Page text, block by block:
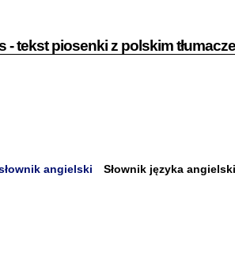
- tekst piosenki z polskim
angielski Słownik języka